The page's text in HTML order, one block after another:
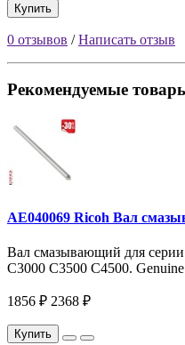
Купить
0 отзывов /Написать отзыв
Рекомендуемые
AE040069 Ricoh Вал
Вал смазывающий для
C3000 C3500 C4500.
1856 ₽ 2368 ₽
Купить